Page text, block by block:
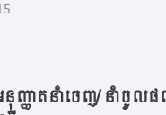
នុញ្ញាតនាំចេញ/នាំចូ